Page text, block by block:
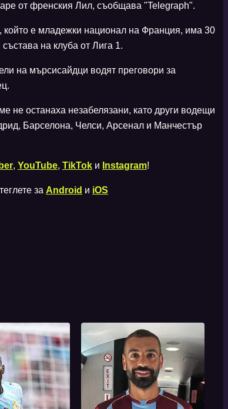
от френския Лил, съобщава "Telegraph".
който е младежки национал на Франция, има 30
на клуба от Лига 1.
на мърсисайдци водят преговори за
не останаха незабелязани, като други водещи
Барселона, Челси, Арсенал и Манчестър
, YouTube, TikTok и Instagram!
за Android и iOS